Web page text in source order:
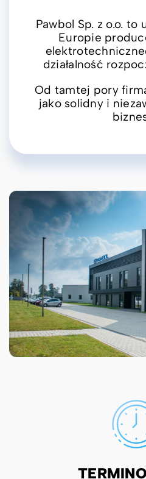
Pawbol Sp. z o.o. to
Europie
działalność
Od tamtej pory
jako solidny i